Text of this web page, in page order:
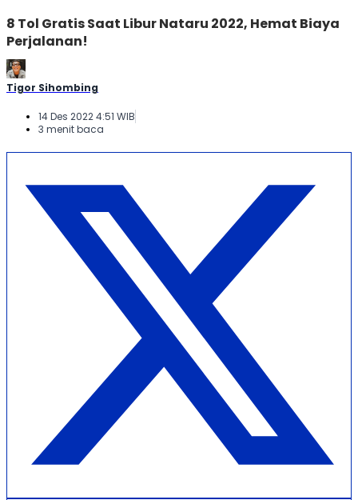
8 Tol Gratis Saat Libur Nataru 2022, Hemat Biaya
Perjalanan!
Tigor Sihombing
14 Des 2022 4:51 WIB
3 menit baca